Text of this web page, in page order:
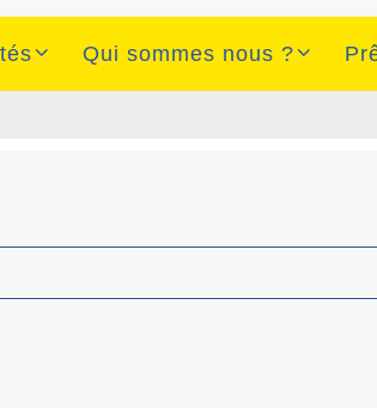
Qui sommes nous ?